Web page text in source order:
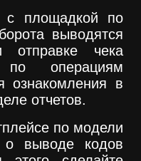
с площадкой по
выводятся
отправке чека
по операциям
ознакомления в
отчетов.
по модели
о выводе кодов